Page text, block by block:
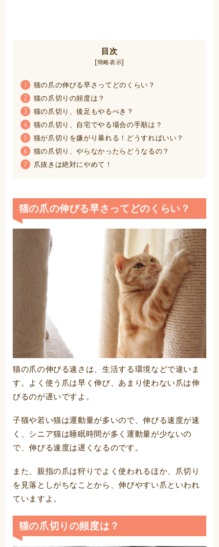
目次
[簡略表示]
1 猫の爪の伸びる早さってどのくらい？
2 猫の爪切りの頻度は？
3 猫の爪切り、後足もやるべき？
4 猫の爪切り、自宅でやる場合の手順は？
5 猫が爪切りを嫌がり暴れる！どうすればいい？
6 猫の爪切り、やらなかったらどうなるの？
7 爪抜きは絶対にやめて！
猫の爪の伸びる早さってどのくらい？
猫の爪の伸びる速さは、生活する環境などで違いま
す。よく使う爪は早く伸び、あまり使わない爪は伸
びるのが遅いですよ。
子猫や若い猫は運動量が多いので、伸びる速度が速
く、シニア猫は睡眠時間が多く運動量が少ないの
で、伸びる速度は遅くなるのです。
また、親指の爪は狩りでよく使われるほか、爪切り
を見落としがちなことから、伸びやすい爪といわれ
ていますよ。
猫の爪切りの頻度は？